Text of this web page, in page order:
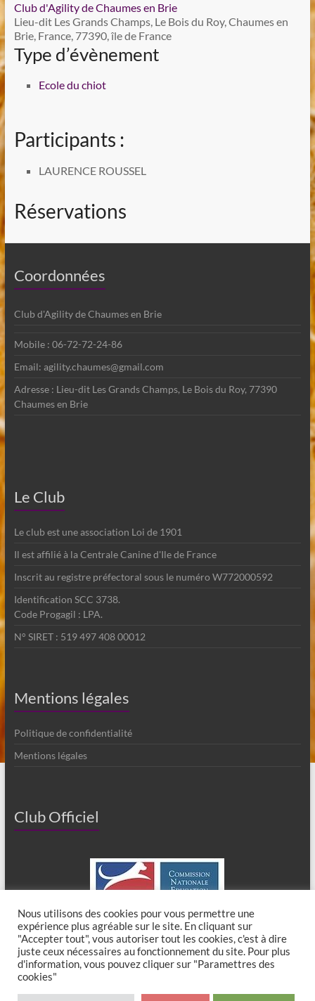
Club d'Agility de Chaumes en Brie
Lieu-dit Les Grands Champs, Le Bois du Roy, Chaumes en
Brie, France, 77390, île de France
Type d’évènement
Ecole du chiot
Participants :
LAURENCE ROUSSEL
Réservations
Coordonnées
Club d'Agility de Chaumes en Brie
Mobile : 06-72-72-24-86
Email: agility.chaumes@gmail.com
Adresse : Lieu-dit Les Grands Champs, Le Bois du Roy, 77390
Chaumes en Brie
Le Club
Le club est une association Loi de 1901
Il est affilié à la Centrale Canine d'Ile de France
Inscrit au registre préfectoral sous le numéro W772000592
Identification SCC 3738.
Code Progagil : LPA.
N° SIRET : 519 497 408 00012
Mentions légales
Politique de confidentialité
Mentions légales
Club Officiel
Copyright © 2026Club Canin de Chaumes en Brie. All rights reserved. Theme
Nous utilisons des cookies pour vous permettre une
expérience plus agréable sur le site. En cliquant sur
"Accepter tout", vous autoriser tout les cookies, c'est à dire
juste ceux nécessaires au fonctionnement du site. Pour plus
d'information, vous pouvez cliquer sur "Paramettres des
cookies"